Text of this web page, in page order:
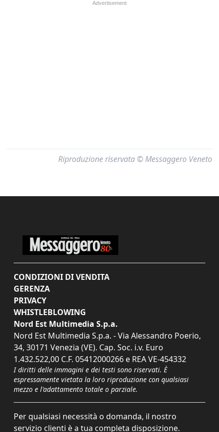
Riproduzione riservata © Messaggero Veneto
CONDIZIONI DI VENDITA
GERENZA
PRIVACY
WHISTLEBLOWING
Nord Est Multimedia S.p.a.
Nord Est Multimedia S.p.a. - Via Alessandro Poerio,
34, 30171 Venezia (VE). Cap. Soc. i.v. Euro
1.432.522,00 C.F. 05412000266 e REA VE-454332
I diritti delle immagini e dei testi sono riservati. È
espressamente vietata la loro riproduzione con qualsiasi
mezzo e l'adattamento totale o parziale.
Per qualsiasi necessità o domanda, il nostro
servizio clienti è a tua completa disposizione.